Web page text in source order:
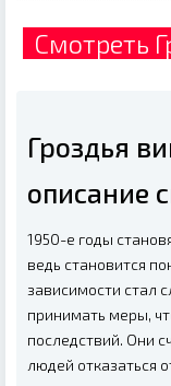
Смотреть
Гроздья
описание
1950-е годы
ведь становится
зависимости стал
принимать меры,
последствий. Они
людей отказаться